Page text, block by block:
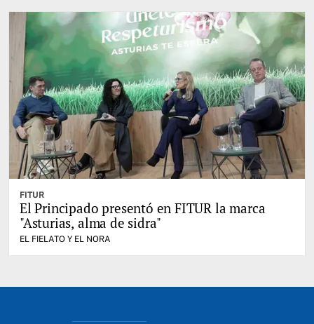
FITUR
El Principado presentó en FITUR la marca
"Asturias, alma de sidra"
EL FIELATO Y EL NORA